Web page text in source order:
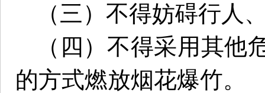
（三）不得妨碍行人
（四）不得采用其
的方式燃放烟花爆竹。